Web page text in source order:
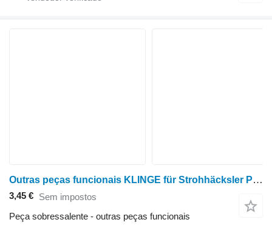
Outras peças funcionais KLINGE für Strohhäcksler Passend para John Deere CTS, CTS II, 9400, 9410, 9450, 9470STS, 9500, 9510, 9550, 9560
3,45 € Sem impostos
Peça sobressalente - outras peças funcionais